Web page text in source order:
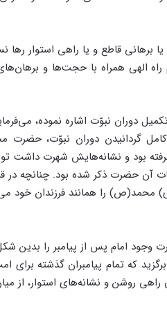
برهانی قاطع و یا راهی استوار رها
راه الهی همراه با حجت‌ها و
دوران نبوّت اشاره نموده،
گردانیدن دوران نبوّت،
آن حضرت ذکر شده بود. چنانچه در
محمد(ص) را همانند فرزندان خود
وجود امام پس از پیامبر را بدین
که تمام پیامبران گذشته برای
روشن و نشانه‌های استوار، از